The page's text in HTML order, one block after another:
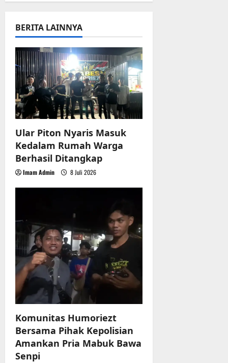
i
g
a
t
i
o
n
BERITA LAINNYA
Ular Piton Nyaris Masuk
Kedalam Rumah Warga
Berhasil Ditangkap
Imam Admin 8 Juli 2026
Komunitas Humoriezt
Bersama Pihak Kepolisian
Amankan Pria Mabuk Bawa
Senpi